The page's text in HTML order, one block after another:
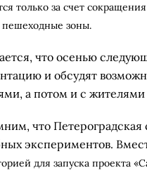
только за счет
пешеходные зоны.
что осенью
и обсудят
а потом и с жителями
что Петероградская
экспериментов.
для запуска проекта